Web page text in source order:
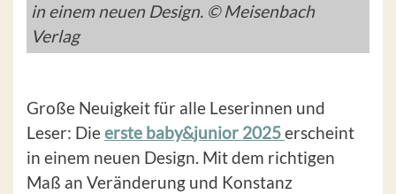
in einem neuen Design. © Meisenbach
Verlag
Große Neuigkeit für alle Leserinnen und
Leser: Dieerste baby&junior 2025erscheint
in einem neuen Design. Mit dem richtigen
Maß an Veränderung und Konstanz